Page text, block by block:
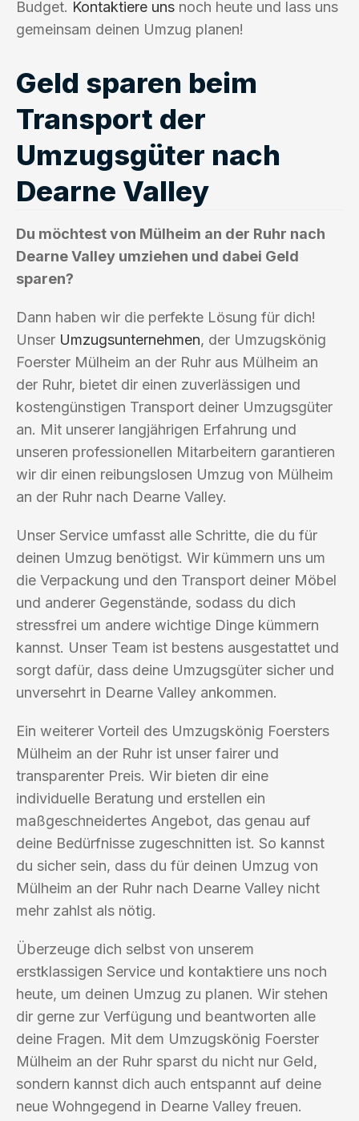
Budget. Kontaktiere uns noch heute und lass uns
gemeinsam deinen Umzug planen!
Geld sparen beim
Transport der
Umzugsgüter nach
Dearne Valley
Du möchtest von Mülheim an der Ruhr nach
Dearne Valley umziehen und dabei Geld
sparen?
Dann haben wir die perfekte Lösung für dich!
Unser Umzugsunternehmen, der Umzugskönig
Foerster Mülheim an der Ruhr aus Mülheim an
der Ruhr, bietet dir einen zuverlässigen und
kostengünstigen Transport deiner Umzugsgüter
an. Mit unserer langjährigen Erfahrung und
unseren professionellen Mitarbeitern garantieren
wir dir einen reibungslosen Umzug von Mülheim
an der Ruhr nach Dearne Valley.
Unser Service umfasst alle Schritte, die du für
deinen Umzug benötigst. Wir kümmern uns um
die Verpackung und den Transport deiner Möbel
und anderer Gegenstände, sodass du dich
stressfrei um andere wichtige Dinge kümmern
kannst. Unser Team ist bestens ausgestattet und
sorgt dafür, dass deine Umzugsgüter sicher und
unversehrt in Dearne Valley ankommen.
Ein weiterer Vorteil des Umzugskönig Foersters
Mülheim an der Ruhr ist unser fairer und
transparenter Preis. Wir bieten dir eine
individuelle Beratung und erstellen ein
maßgeschneidertes Angebot, das genau auf
deine Bedürfnisse zugeschnitten ist. So kannst
du sicher sein, dass du für deinen Umzug von
Mülheim an der Ruhr nach Dearne Valley nicht
mehr zahlst als nötig.
Überzeuge dich selbst von unserem
erstklassigen Service und kontaktiere uns noch
heute, um deinen Umzug zu planen. Wir stehen
dir gerne zur Verfügung und beantworten alle
deine Fragen. Mit dem Umzugskönig Foerster
Mülheim an der Ruhr sparst du nicht nur Geld,
sondern kannst dich auch entspannt auf deine
neue Wohngegend in Dearne Valley freuen.